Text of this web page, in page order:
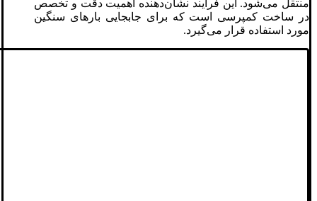
منتقل می‌شود. این فرایند نشان‌دهنده اهمیت دقت و تخصص
در ساخت کمپرسی است که برای جابجایی بارهای سنگین
مورد استفاده قرار می‌گیرد.